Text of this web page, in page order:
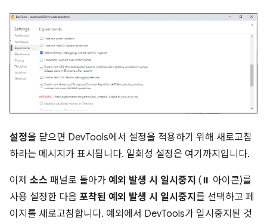
설정을 닫으면 DevTools에서 설정을 적용하기 위해 새로고침
하라는 메시지가 표시됩니다. 일회성 설정은 여기까지입니다.
이제 소스 패널로 돌아가 예외 발생 시 일시중지 (⏸ 아이콘)를
사용 설정한 다음 포착된 예외 발생 시 일시중지 를 선택하고 페
이지를 새로고침합니다. 예외에서 DevTools가 일시중지된 것